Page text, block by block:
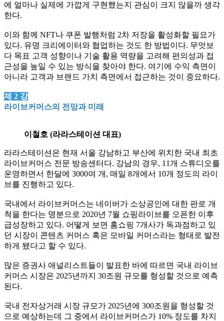
에 얼마나 실제에 가깝게 구현했는지 관심이 크지 않을까 생각
한다.
이와 함께 NFT나 쿠폰 발행처럼 2차 저장을 활성화할 필요가
있다. 유명 크리에이터와 협업하는 것도 한 방법이다. 무엇보
다 목표 고객 성향이나 기술 활용 역량을 고려해 편의성과 접
근성을 높일 수 있는 방식을 찾아야 한다. 여기에 수익 측면이
아니라 고객과 브랜드 가치 측면에서 접근하는 것이 중요하다.
제 2 강
라이브커머스의 전망과 미래
이철호 (라라스테이션 대표)
라라스테이션은 현재 서울 강남하고 부산에 위치한 국내 최초
라이브커머스 전문 방송센터다. 강남의 경우, 11개 스튜디오를
운영하면서 한달에 3000여 개 , 매일 8개에서 10개 정도의 라이
브를 진행하고 있다.
국내에서 라이브커머스는 네이버가 소상공인에 대한 판로 개
척을 한다는 명분으로 2020년 7월 쇼핑라이브를 오픈한 이후
급성장하고 있다. 어떻게 보면 홈쇼핑 7개사가 독과점하고 있
던 시장이 콘텐츠 커머스 혹은 모바일 커머스라는 형태로 발전
하게 됐다고 할 수 있다.
많은 증권사 애널리스트들이 발표한 바에 따르면 국내 라이브
커머스 시장은 2025년까지 30조원 규모를 형성할 것으로 예측
된다.
국내 전자상거래 시장 규모가 2025년에 300조원을 형성할 것
으로 예상하는데 그 중에서 라이브커머스가 10% 정도를 차지